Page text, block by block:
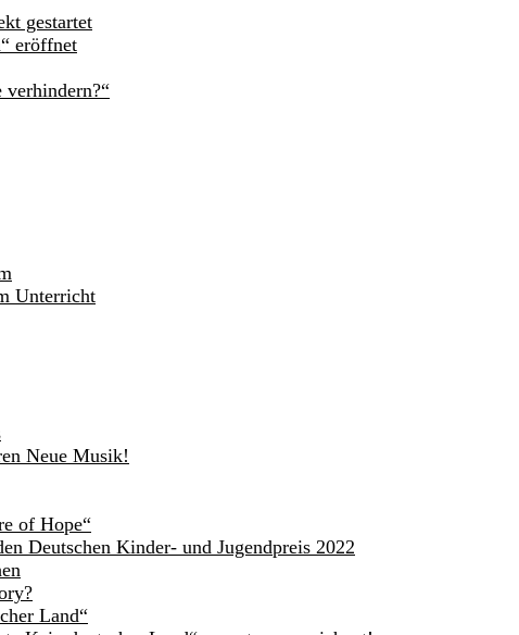
gestartet
eröffnet
Unterricht
Neue Musik!
of Hope“
Deutschen Kinder- und Jugendpreis 2022
Land“